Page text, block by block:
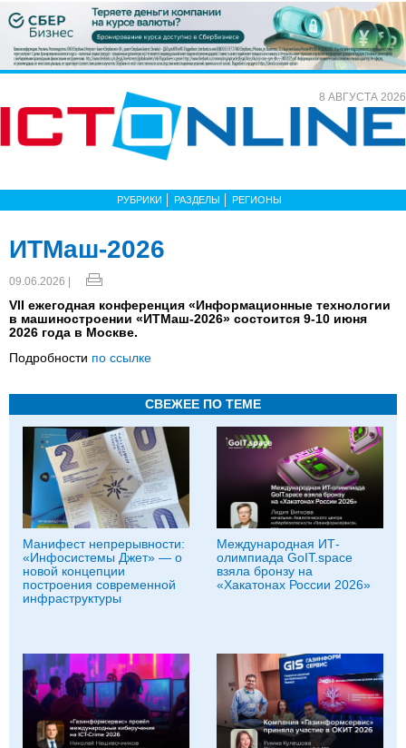
8 АВГУСТА 2026
РУБРИКИ РАЗДЕЛЫ РЕГИОНЫ
ИТМаш-2026
09.06.2026 |
VII ежегодная конференция «Информационные технологии
в машиностроении «ИТМаш-2026» состоится 9-10 июня
2026 года в Москве.
Подробности по ссылке
СВЕЖЕЕ ПО ТЕМЕ
Манифест непрерывности:
«Инфосистемы Джет» — о
новой концепции
построения современной
инфраструктуры
Международная ИТ-
олимпиада GoIT.space
взяла бронзу на
«Хакатонах России 2026»